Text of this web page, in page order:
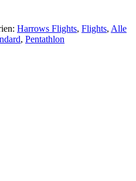
Harrows Flights, Flights, Alle
, Pentathlon